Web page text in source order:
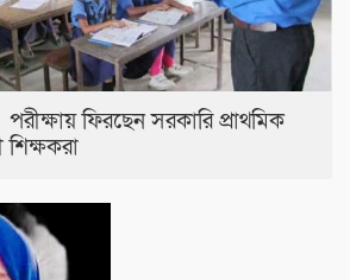
ফিরছেন সরকারি প্রাথমিক
শিক্ষকরা